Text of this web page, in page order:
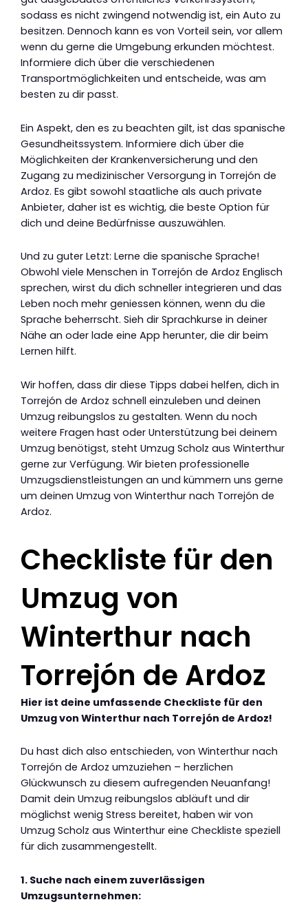
sodass es nicht zwingend notwendig ist, ein Auto zu
besitzen. Dennoch kann es von Vorteil sein, vor allem
wenn du gerne die Umgebung erkunden möchtest.
Informiere dich über die verschiedenen
Transportmöglichkeiten und entscheide, was am
besten zu dir passt.
Ein Aspekt, den es zu beachten gilt, ist das spanische
Gesundheitssystem. Informiere dich über die
Möglichkeiten der Krankenversicherung und den
Zugang zu medizinischer Versorgung in Torrejón de
Ardoz. Es gibt sowohl staatliche als auch private
Anbieter, daher ist es wichtig, die beste Option für
dich und deine Bedürfnisse auszuwählen.
Und zu guter Letzt: Lerne die spanische Sprache!
Obwohl viele Menschen in Torrejón de Ardoz Englisch
sprechen, wirst du dich schneller integrieren und das
Leben noch mehr geniessen können, wenn du die
Sprache beherrscht. Sieh dir Sprachkurse in deiner
Nähe an oder lade eine App herunter, die dir beim
Lernen hilft.
Wir hoffen, dass dir diese Tipps dabei helfen, dich in
Torrejón de Ardoz schnell einzuleben und deinen
Umzug reibungslos zu gestalten. Wenn du noch
weitere Fragen hast oder Unterstützung bei deinem
Umzug benötigst, steht Umzug Scholz aus Winterthur
gerne zur Verfügung. Wir bieten professionelle
Umzugsdienstleistungen an und kümmern uns gerne
um deinen Umzug von Winterthur nach Torrejón de
Ardoz.
Checkliste für den
Umzug von
Winterthur nach
Torrejón de Ardoz
Hier ist deine umfassende Checkliste für den
Umzug von Winterthur nach Torrejón de Ardoz!
Du hast dich also entschieden, von Winterthur nach
Torrejón de Ardoz umzuziehen – herzlichen
Glückwunsch zu diesem aufregenden Neuanfang!
Damit dein Umzug reibungslos abläuft und dir
möglichst wenig Stress bereitet, haben wir von
Umzug Scholz aus Winterthur eine Checkliste speziell
für dich zusammengestellt.
1. Suche nach einem zuverlässigen
Umzugsunternehmen: